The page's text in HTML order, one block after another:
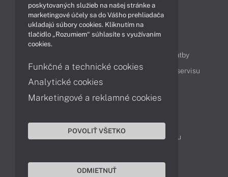
Videá
Obsah
Možnosti doručenia a platby
Podpora a servis
Servisné služby Cenník servisu
Kontakty
043 4224 771
Obchodné oddelenie
Reklamácia tovaru
poskytovaných služieb na našej stránke a
marketingové účely sa do Vášho prehliadača
ukladajú súbory cookies. Kliknutím na
tlačidlo „Rozumiem“ súhlasíte s využívaním
cookies.
Funkčné a technické cookies
Analytické cookies
Marketingové a reklamné cookies
POVOLIŤ VŠETKO
ODMIETNUŤ